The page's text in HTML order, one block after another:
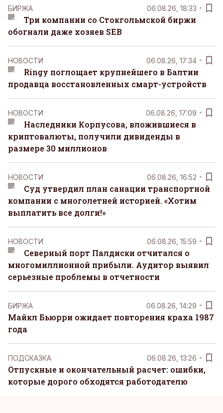
БИРЖА 06.08.26, 18:33
Три компании со Стокгольмской биржи
обогнали даже хозяев SEB
НОВОСТИ 06.08.26, 17:34
Ringy поглощает крупнейшего в Балтии
продавца восстановленных смарт-устройств
НОВОСТИ 06.08.26, 17:09
Наследники Корпусова, вложившиеся в
криптовалюты, получили дивиденды в
размере 30 миллионов
НОВОСТИ 06.08.26, 16:52
Суд утвердил план санации транспортной
компании с многолетней историей. «Хотим
выплатить все долги!»
НОВОСТИ 06.08.26, 15:59
Северный порт Палдиски отчитался о
многомиллионной прибыли. Аудитор выявил
серьезные проблемы в отчетности
БИРЖА 06.08.26, 14:29
Майкл Бьюрри ожидает повторения краха 1987
года
ПОДСКАЗКА 06.08.26, 13:26
Отпускные и окончательный расчет: ошибки,
которые дорого обходятся работодателю